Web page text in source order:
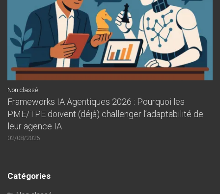
Non classé
Frameworks IA Agentiques 2026 : Pourquoi les
PME/TPE doivent (déjà) challenger l’adaptabilité de
leur agence IA
02/08/2026
Catégories